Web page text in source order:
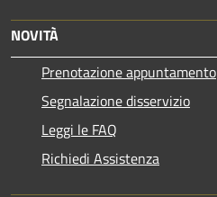
NOVITÀ
Prenotazione appuntamento
Segnalazione disservizio
Leggi le FAQ
Richiedi Assistenza